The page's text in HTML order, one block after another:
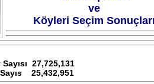
ve
Köyleri Seçim Sonuçları
27,725,131
25,432,951